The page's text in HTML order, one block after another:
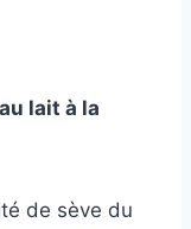
lait à la
de sève du